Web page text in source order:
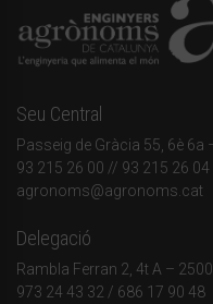
Seu Central
Passeig de Gràcia 55, 6è 6a
93 215 26 00 // 93 215 26
agronoms@agronoms.cat
Delegació
Rambla Ferran 2, 4t A –
973 24 43 32 / 686 17 90 48